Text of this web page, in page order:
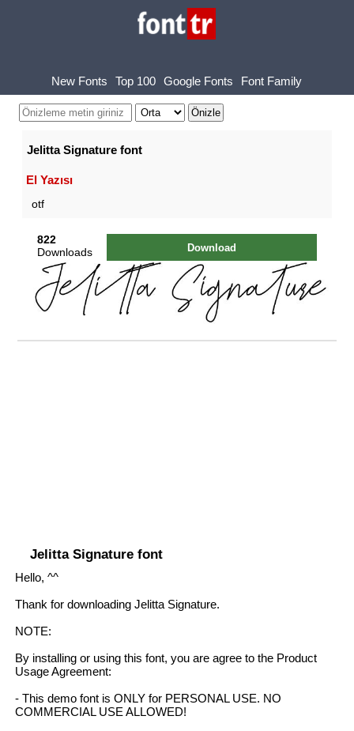
New Fonts Top 100 Google Fonts Font Family
Jelitta Signature font
El Yazısı
otf
822
Downloads
Download
Jelitta Signature font
Hello, ^^
Thank for downloading Jelitta Signature.
NOTE:
By installing or using this font, you are agree to the Product
Usage Agreement:
- This demo font is ONLY for PERSONAL USE. NO
COMMERCIAL USE ALLOWED!